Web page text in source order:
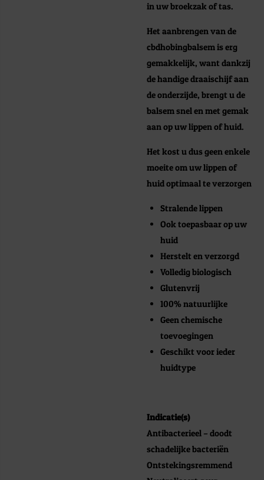
in uw broekzak of tas.
Het aanbrengen van de
cbdhobingbalsem is erg
gemakkelijk, want dankzij
de handige draaischijf aan
de onderzijde, brengt u de
balsem snel en met gemak
aan op uw lippen of huid.
Het kost u dus geen enkele
moeite om uw lippen of
huid optimaal te verzorgen
Stralende lippen
Ook toepasbaar op uw
huid
Herstelt en verzorgd
Volledig biologisch
Glutenvrij
100% natuurlijke
Geen chemische
toevoegingen
Geschikt voor ieder
huidtype
Indicatie(s)
Antibacterieel – doodt
schadelijke bacteriën
Ontstekingsremmend